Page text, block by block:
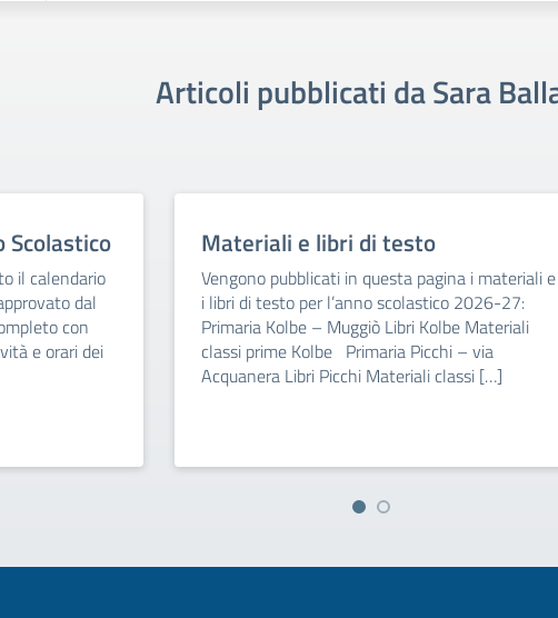
Articoli pubblicati da Sara
Scolastico
il calendario
dal
con
e orari dei
Materiali e libri di testo
Vengono pubblicati in questa pagina i materiali e
i libri di testo per l’anno scolastico 2026-27:
Primaria Kolbe – Muggiò Libri Kolbe Materiali
classi prime Kolbe Primaria Picchi – via
Acquanera Libri Picchi Materiali classi […]